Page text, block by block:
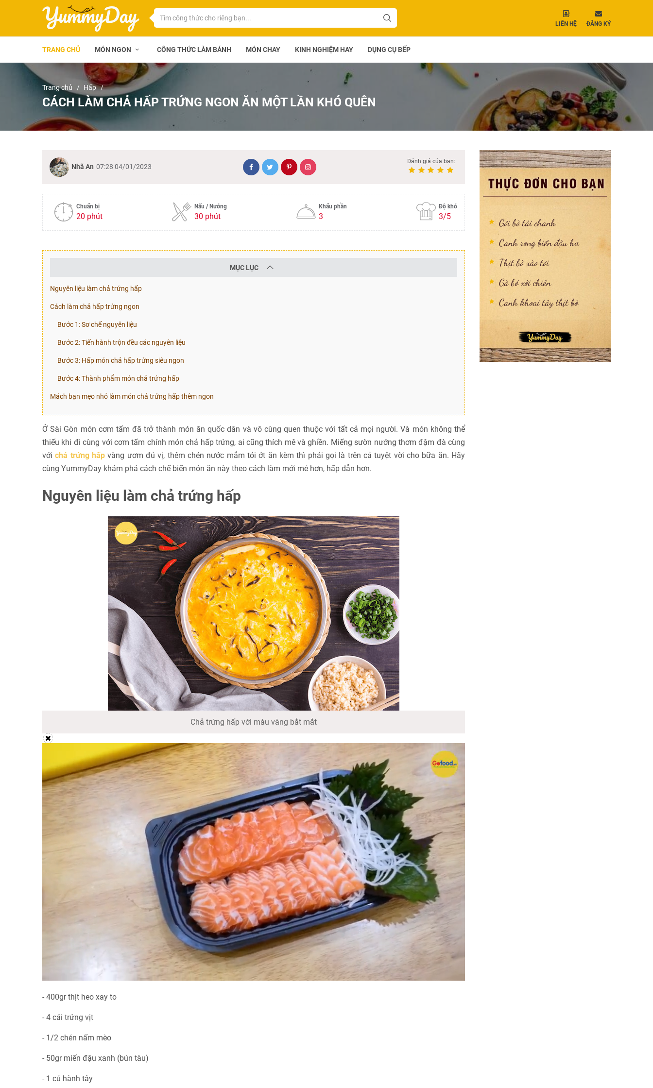
LIÊN HỆ ĐĂNG KÝ
TRANG CHỦ MÓN NGON CÔNG THỨC LÀM BÁNH MÓN CHAY KINH NGHIỆM HAY DỤNG CỤ BẾP
Trang chủ Hấp
CÁCH LÀM CHẢ HẤP TRỨNG NGON ĂN MỘT LẦN KHÓ QUÊN
Nhã An 07:28 04/01/2023
Đánh giá của bạn:
Chuẩn bị
20 phút
Nấu / Nướng
30 phút
Khẩu phần
3
Độ khó
3/5
MỤC LỤC
Nguyên liệu làm chả trứng hấp
Cách làm chả hấp trứng ngon
Bước 1: Sơ chế nguyên liệu
Bước 2: Tiến hành trộn đều các nguyên liệu
Bước 3: Hấp món chả hấp trứng siêu ngon
Bước 4: Thành phẩm món chả trứng hấp
Mách bạn mẹo nhỏ làm món chả trứng hấp thêm ngon
Ở Sài Gòn món cơm tấm đã trở thành món ăn quốc dân và vô cùng quen thuộc với tất cả mọi người. Và món không thể
thiếu khi đi cùng với cơm tấm chính món chả hấp trứng, ai cũng thích mê và ghiền. Miếng sườn nướng thơm đậm đà cùng
vớichả trứng hấp vàng ươm đủ vị, thêm chén nước mắm tỏi ớt ăn kèm thì phải gọi là trên cả tuyệt vời cho bữa ăn. Hãy
cùng YummyDay khám phá cách chế biến món ăn này theo cách làm mới mẻ hơn, hấp dẫn hơn.
Nguyên liệu làm chả trứng hấp
Chả trứng hấp với màu vàng bắt mắt
- 400gr thịt heo xay to
- 4 cái trứng vịt
- 1/2 chén nấm mèo
- 50gr miến đậu xanh (bún tàu)
- 1 củ hành tây
Gỏi bò tái chanh
Canh rong biển đậu hũ
Thịt bò xào tỏi
Gà bó xôi chiên
Canh khoai tây thịt bò